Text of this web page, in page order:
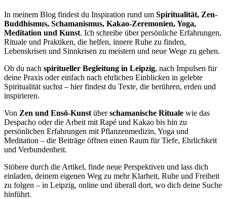
In meinem Blog findest du Inspiration rund um Spiritualität, Zen-
Buddhismus, Schamanismus, Kakao-Zeremonien, Yoga,
Meditation und Kunst. Ich schreibe über persönliche Erfahrungen,
Rituale und Praktiken, die helfen, innere Ruhe zu finden,
Lebenskrisen und Sinnkrisen zu meistern und neue Wege zu gehen.
Ob du nach spiritueller Begleitung in Leipzig, nach Impulsen für
deine Praxis oder einfach nach ehrlichen Einblicken in gelebte
Spiritualität suchst – hier findest du Texte, die berühren, erden und
inspirieren.
Von Zen und Ensō-Kunst überschamanische Rituale wie das
Despacho oder die Arbeit mit Rapé und Kakao bis hin zu
persönlichen Erfahrungen mit Pflanzenmedizin, Yoga und
Meditation – die Beiträge öffnen einen Raum für Tiefe, Ehrlichkeit
und Verbundenheit.
Stöbere durch die Artikel, finde neue Perspektiven und lass dich
einladen, deinem eigenen Weg zu mehr Klarheit, Ruhe und Freiheit
zu folgen – in Leipzig, online und überall dort, wo dich deine Suche
hinführt.